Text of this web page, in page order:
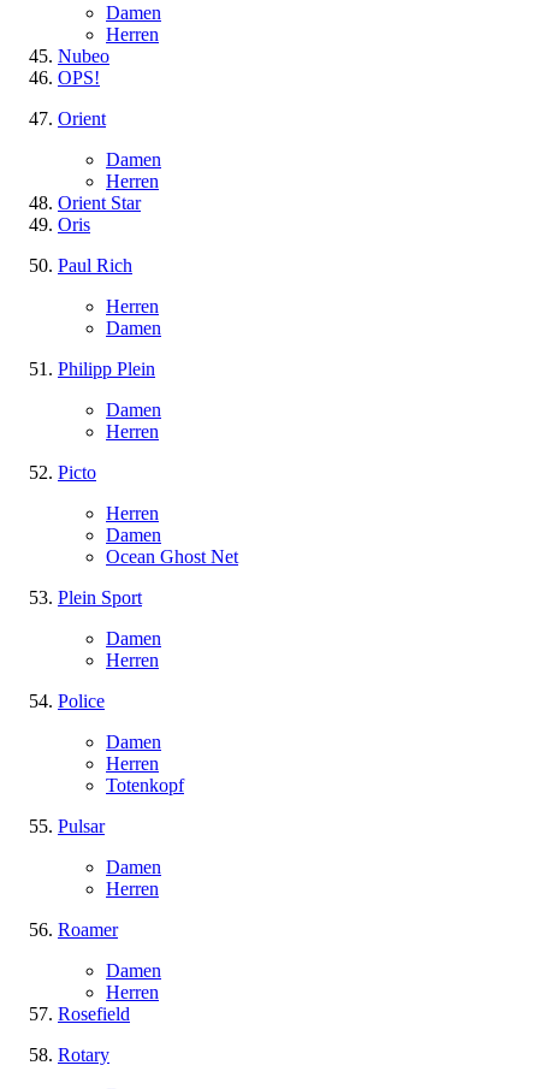
Damen
Herren
Nubeo
OPS!
Orient
Damen
Herren
Orient Star
Oris
Paul Rich
Herren
Damen
Philipp Plein
Damen
Herren
Picto
Herren
Damen
Ocean Ghost Net
Plein Sport
Damen
Herren
Police
Damen
Herren
Totenkopf
Pulsar
Damen
Herren
Roamer
Damen
Herren
Rosefield
Rotary